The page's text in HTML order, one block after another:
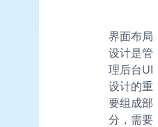
界面布局
设计是管
理后台UI
设计的重
要组成部
分，需要